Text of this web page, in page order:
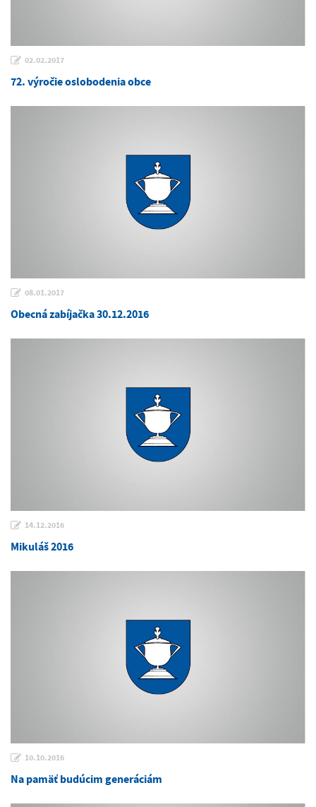
02.02.2017
72. výročie oslobodenia obce
08.01.2017
Obecná zabíjačka 30.12.2016
14.12.2016
Mikuláš 2016
10.10.2016
Na pamäť budúcim generáciám